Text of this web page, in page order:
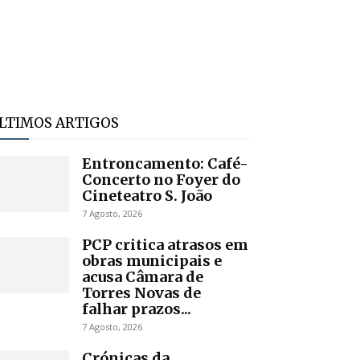
ARTIGOS
Entroncamento: Café-
Concerto no Foyer do
Cineteatro S. João
7 Agosto, 2026
PCP critica atrasos em
obras municipais e
acusa Câmara de
Torres Novas de
falhar prazos...
7 Agosto, 2026